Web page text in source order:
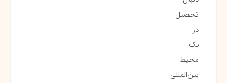
تحصیل
در
یک
محیط
بین‌المللی